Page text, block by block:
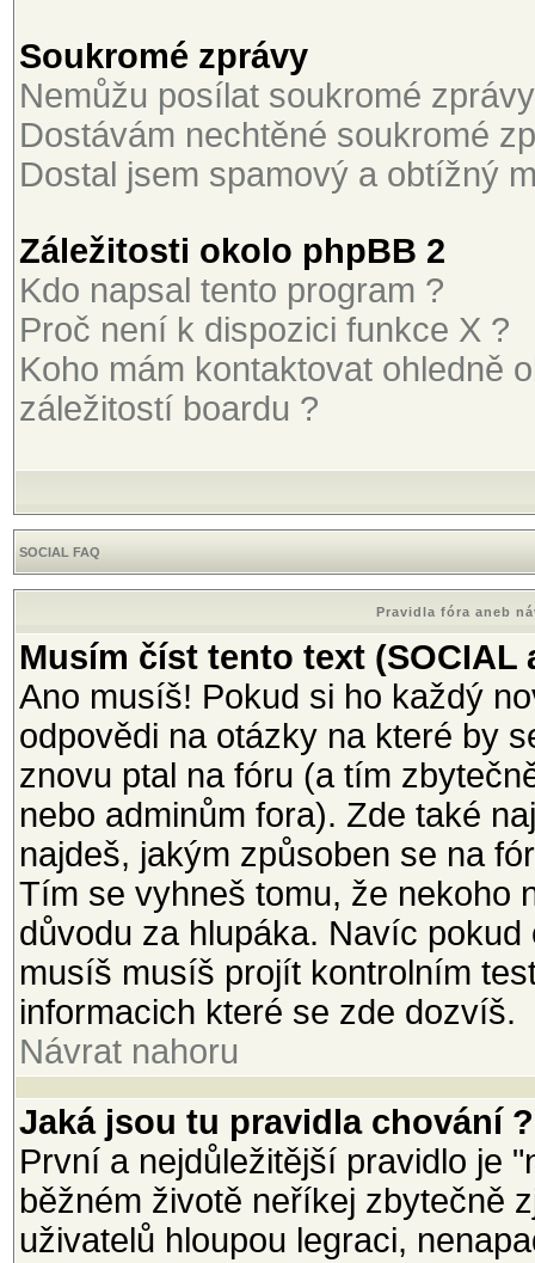
Soukromé zprávy
Nemůžu posílat soukromé
Dostávám nechtěné soukromé
Dostal jsem spamový a obtížný
Záležitosti okolo phpBB 2
Kdo napsal tento program ?
Proč není k dispozici funkce X ?
Koho mám kontaktovat ohledně
záležitostí boardu ?
SOCIAL FAQ
Pravidla fóra aneb
Musím číst tento text (SOCIAL
Ano musíš! Pokud si ho každý
odpovědi na otázky na které by
znovu ptal na fóru (a tím
nebo adminům fora). Zde také
najdeš, jakým způsoben se na
Tím se vyhneš tomu, že nekoho
důvodu za hlupáka. Navíc
musíš musíš projít kontrolním
informacich které se zde dozvíš.
Návrat nahoru
Jaká jsou tu pravidla chování ?
První a nejdůležitější pravidlo je
běžném životě neříkej zbytečně
uživatelů hloupou legraci,